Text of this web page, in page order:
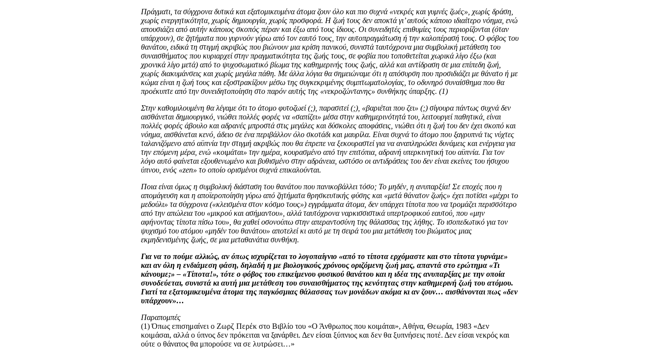
Πράγματι, τα σύγχρονα δυτικά και εξατομικευμένα άτομα ζουν όλο και πιο συχνά «νεκρές και γυμνές ζωές», χωρίς δράση,
χωρίς ενεργητικότητα, χωρίς δημιουργία, χωρίς προσφορά. Η ζωή τους δεν αποκτά γι’ αυτούς κάποιο ιδιαίτερο νόημα, ενώ
απουσιάζει από αυτήν κάποιος σκοπός πέραν και έξω από τους ίδιους. Οι συνειδητές επιθυμίες τους περιορίζονται (όταν
υπάρχουν), σε ζητήματα που γυρνούν γύρω από τον εαυτό τους, την αυτοπραγμάτωση ή την καλοπέρασή τους. Ο φόβος του
θανάτου, ειδικά τη στιγμή ακριβώς που βιώνουν μια κρίση πανικού, συνιστά ταυτόχρονα μια συμβολική μετάθεση του
συναισθήματος που κυριαρχεί στην πραγματικότητα της ζωής τους, σε φοβία που τοποθετείται χωρικά λίγο έξω (και
χρονικά λίγο μετά) από το ψυχοσωματικό βίωμα της καθημερινής τους ζωής, αλλά και αντίδραση σε μια επίπεδη ζωή,
χωρίς διακυμάνσεις και χωρίς μεγάλα πάθη. Με άλλα λόγια θα σημειώναμε ότι η απόσυρση που προσιδιάζει με θάνατο ή με
κώμα είναι η ζωή τους και εξοστρακίζουν μέσω της συγκεκριμένης συμπτωματολογίας, το οδυνηρό συναίσθημα που θα
προέκυπτε από την συνειδητοποίηση στο παρόν αυτής της «νεκροζώντανης» συνθήκης ύπαρξης. (1)
Στην καθομιλουμένη θα λέγαμε ότι το άτομο φυτοζωεί (;), παρασιτεί (;), «βαριέται που ζει» (;) σίγουρα πάντως συχνά δεν
αισθάνεται δημιουργικό, νιώθει πολλές φορές να «σαπίζει» μέσα στην καθημερινότητά του, λειτουργεί παθητικά, είναι
πολλές φορές άβουλο και αδρανές μπροστά στις μεγάλες και δύσκολες αποφάσεις, νιώθει ότι η ζωή του δεν έχει σκοπό και
νόημα, αισθάνεται κενό, άδειο σε ένα περιβάλλον όλο σκοτάδι και μαυρίλα. Είναι συχνά το άτομο που ξαγρυπνά τις νύχτες
ταλανιζόμενο από αϋπνία την στιγμή ακριβώς που θα έπρεπε να ξεκουραστεί για να αναπληρώσει δυνάμεις και ενέργεια για
την επόμενη μέρα, ενώ «κοιμάται» την ημέρα, κουρασμένο από την επιτόπια, αδρανή υπερκινητική του αϋπνία. Για τον
λόγο αυτό φαίνεται εξουθενωμένο και βυθισμένο στην αδράνεια, ωστόσο οι αντιδράσεις του δεν είναι εκείνες του ήσυχου
ύπνου, ενός «zen» το οποίο ορισμένοι συχνά επικαλούνται.
Ποια είναι όμως η συμβολική διάσταση του θανάτου που πανικοβάλλει τόσο; Το μηδέν, η ανυπαρξία! Σε εποχές που η
απομάγευση και η αποϊεροποίηση γύρω από ζητήματα θρησκευτικής φύσης και «μετά θάνατον ζωής» έχει ποτίσει «μέχρι το
μεδούλι» τα σύγχρονα («κλεισμένα στον κόσμο τους») εγγράμματα άτομα, δεν υπάρχει τίποτα που να τρομάζει περισσότερο
από την απώλεια του «μικρού και ασήμαντου», αλλά ταυτόχρονα ναρκισσιστικά υπερτροφικού εαυτού, που «μην
αφήνοντας τίποτα πίσω του», θα χαθεί οσονούπω στην απεραντοσύνη της θάλασσας της λήθης. Το ισοπεδωτικό για τον
ψυχισμό του ατόμου «μηδέν του θανάτου» αποτελεί κι αυτό με τη σειρά του μια μετάθεση του βιώματος μιας
εκμηδενισμένης ζωής, σε μια μεταθανάτια συνθήκη.
Για να το πούμε αλλιώς, αν όπως ισχυρίζεται το λογοπαίγνιο «από το τίποτα ερχόμαστε και στο τίποτα γυρνάμε»
και αν όλη η ενδιάμεση φάση, δηλαδή η με βιολογικούς χρόνους οριζόμενη ζωή μας, απαντά στο ερώτημα «Τι
κάνουμε;» – «Τίποτα!», τότε ο φόβος του επικείμενου φυσικού θανάτου και η ιδέα της ανυπαρξίας με την οποία
συνοδεύεται, συνιστά κι αυτή μια μετάθεση του συναισθήματος της κενότητας στην καθημερινή ζωή του ατόμου.
Γιατί τα εξατομικευμένα άτομα της παγκόσμιας θάλασσας των μονάδων ακόμα κι αν ζουν… αισθάνονται πως «δεν
υπάρχουν»…
Παραπομπές
(1) Όπως επισημαίνει ο Ζωρζ Περέκ στο Βιβλίο του «Ο Άνθρωπος που κοιμάται», Αθήνα, Θεωρία, 1983 «Δεν
κοιμάσαι, αλλά ο ύπνος δεν πρόκειται να ξανάρθει. Δεν είσαι ξύπνιος και δεν θα ξυπνήσεις ποτέ. Δεν είσαι νεκρός και
ούτε ο θάνατος θα μπορούσε να σε λυτρώσει…»